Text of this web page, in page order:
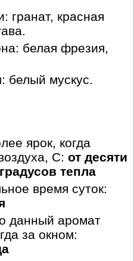
гранат, красная
белая фрезия,
белый мускус.
ярок, когда
С: от десяти
тепла
время суток:
данный аромат
за окном: